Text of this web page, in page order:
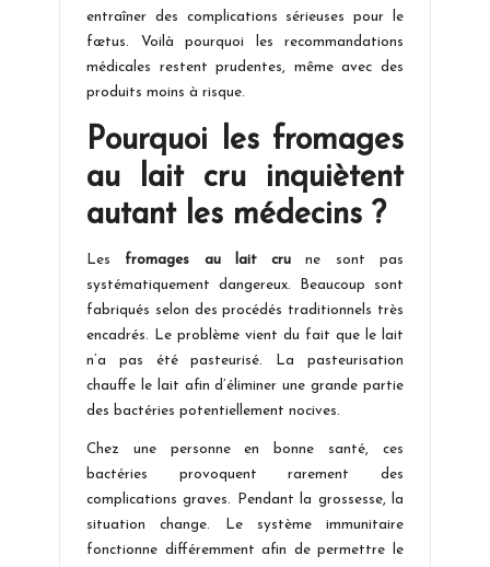
entraîner des complications sérieuses pour le
fœtus. Voilà pourquoi les recommandations
médicales restent prudentes, même avec des
produits moins à risque.
Pourquoi les fromages
au lait cru inquiètent
autant les médecins ?
Les fromages au lait cru ne sont pas
systématiquement dangereux. Beaucoup sont
fabriqués selon des procédés traditionnels très
encadrés. Le problème vient du fait que le lait
n’a pas été pasteurisé. La pasteurisation
chauffe le lait afin d’éliminer une grande partie
des bactéries potentiellement nocives.
Chez une personne en bonne santé, ces
bactéries provoquent rarement des
complications graves. Pendant la grossesse, la
situation change. Le système immunitaire
fonctionne différemment afin de permettre le